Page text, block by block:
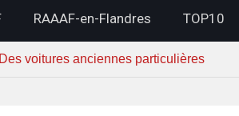
RAAAF-en-Flandres TOP10
voitures anciennes particulières